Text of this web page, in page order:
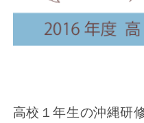
資料請求
高校１年生の沖縄研